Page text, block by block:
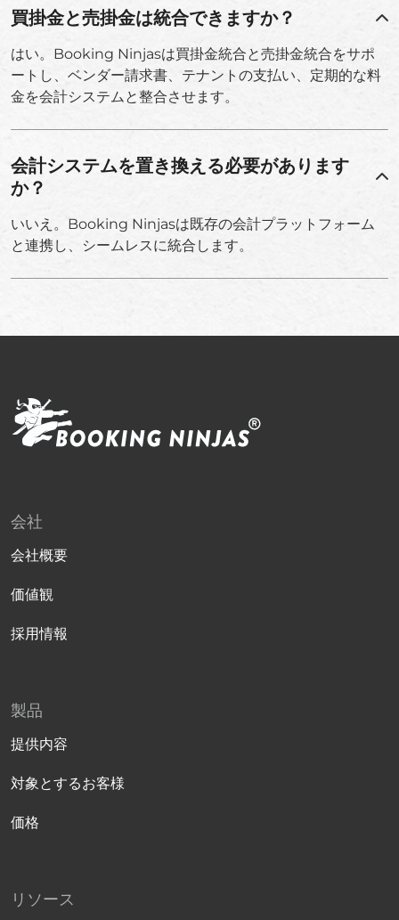
買掛金と売掛金は統合できますか？
はい。Booking Ninjasは買掛金統合と売掛金統合をサポ
ートし、ベンダー請求書、テナントの支払い、定期的な料
金を会計システムと整合させます。
会計システムを置き換える必要があります
か？
いいえ。Booking Ninjasは既存の会計プラットフォーム
と連携し、シームレスに統合します。
会社
会社概要
価値観
採用情報
製品
提供内容
対象とするお客様
価格
リソース